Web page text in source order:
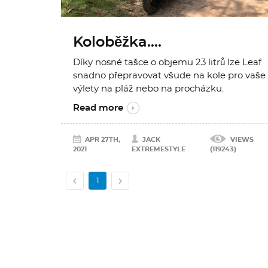
Koloběžka....
Díky nosné tašce o objemu 23 litrů lze Leaf
snadno přepravovat všude na kole pro vaše
výlety na pláž nebo na procházku.
Read more
APR 27TH,
2021
JACK
EXTREMESTYLE
VIEWS
(119243)
 